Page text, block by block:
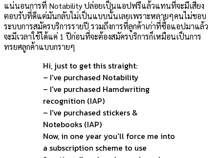
แน่นอนการที่ Notability ปล่อยเป็นแอปฟรีแล้วแทนที่จะมีเสียง
ตอบรับที่ดีแต่มันกลับไม่เป็นแบบนั้นเลยเพราะหลายๆคนไม่ชอบ
ระบบการสมัครบริการรายปี รวมถึงการที่ลูกค้าเก่าที่ซื้อแอปมาแล้ว
จะมีเวลาใช้ได้แค่ 1 ปีก่อนที่จะต้องสมัครบริการก็เหมือนเป็นการ
ทรยศลูกค้าแบบกรายๆ
Hi, just to get this straight:
– I've purchased Notability
– I've purchased Hamdwriting
recognition (IAP)
– I've purchased stickers &
Notebooks (IAP)
Now, in one year you'll force me into
a subscription scheme to use